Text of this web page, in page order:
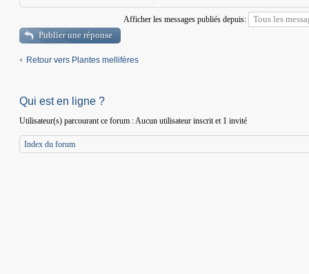
Afficher les messages publiés depuis:
Publier une réponse
Retour vers Plantes mellifères
Qui est en ligne ?
Utilisateur(s) parcourant ce forum : Aucun utilisateur inscrit et 1 invité
Index du forum